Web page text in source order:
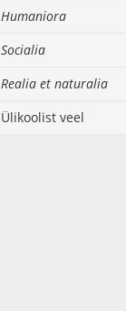
Humaniora
Socialia
Realia et naturalia
Ülikoolist veel